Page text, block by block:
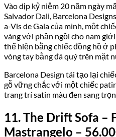
Vào dịp kỷ niệm 20 năm ngày
Salvador Dali, Barcelona
a-Vis de Gala của mình, một
vàng với phần ngồi cho nam
thể hiện bằng chiếc đồng hồ ở
vòng tay bằng đá quý trên mặt
Barcelona Design tái tạo lại
gỗ vững chắc với một chiếc
trang trí satin màu đen sang
11.The DriftSofa –
Mastrangelo – 56.